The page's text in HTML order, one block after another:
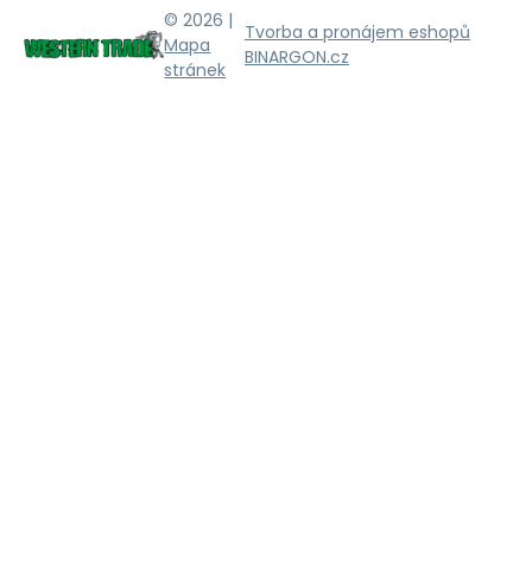
© 2026 |
Mapa
stránek
Tvorba a pronájem eshopů
BINARGON.cz